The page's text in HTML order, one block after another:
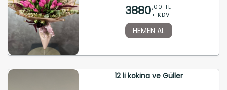
3880,00 TL
+ KDV
HEMEN AL
12 li kokina ve Güller